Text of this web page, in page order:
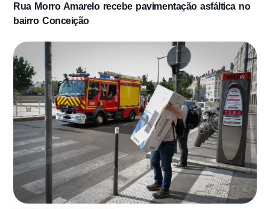
Rua Morro Amarelo recebe pavimentação asfáltica no
bairro Conceição